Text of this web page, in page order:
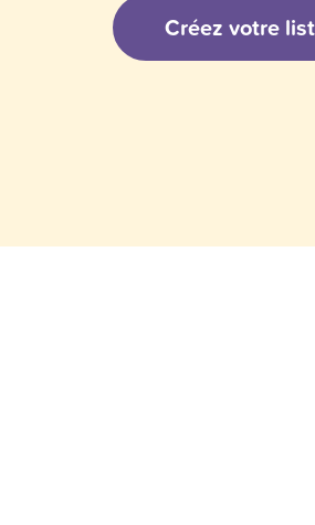
Créez votre